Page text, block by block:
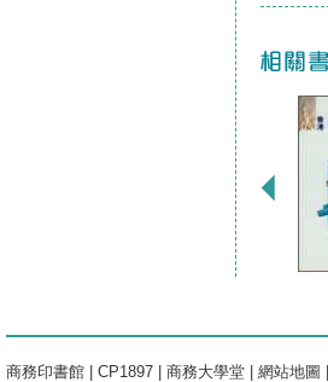
商務印書館 CP1897 商務大學堂 網站地圖